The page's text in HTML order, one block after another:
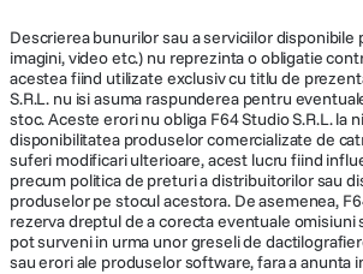
Descrierea bunurilor sau a serviciilor disponibile
imagini, video etc.) nu reprezinta o obligatie
acestea fiind utilizate exclusiv cu titlu de
S.R.L. nu isi asuma raspunderea pentru
stoc. Aceste erori nu obliga F64 Studio S.R.L. la
disponibilitatea produselor comercializate de
suferi modificari ulterioare, acest lucru fiind
precum politica de preturi a distribuitorilor sau
produselor pe stocul acestora. De asemenea,
rezerva dreptul de a corecta eventuale omisiuni
pot surveni in urma unor greseli de
sau erori ale produselor software, fara a anunta